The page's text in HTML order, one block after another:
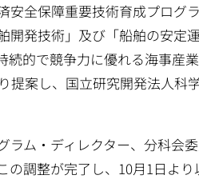
安全保障重要技術育成プログ
開発技術」及び「船舶の安定
続的で競争力に優れる海事産
提案し、国立研究開発法人科
ラム・ディレクター、分科会
調整が完了し、10月1日より